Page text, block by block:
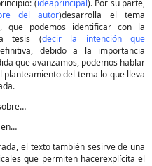
(ideaprincipal). Por su parte,
del autor)desarrolla el tema
podemos identificar con la
tesis (decir la intención que
debido a la importancia
que avanzamos, podemos hablar
planteamiento del tema lo que lleva
en…
el texto también sesirve de una
que permiten hacerexplícita el